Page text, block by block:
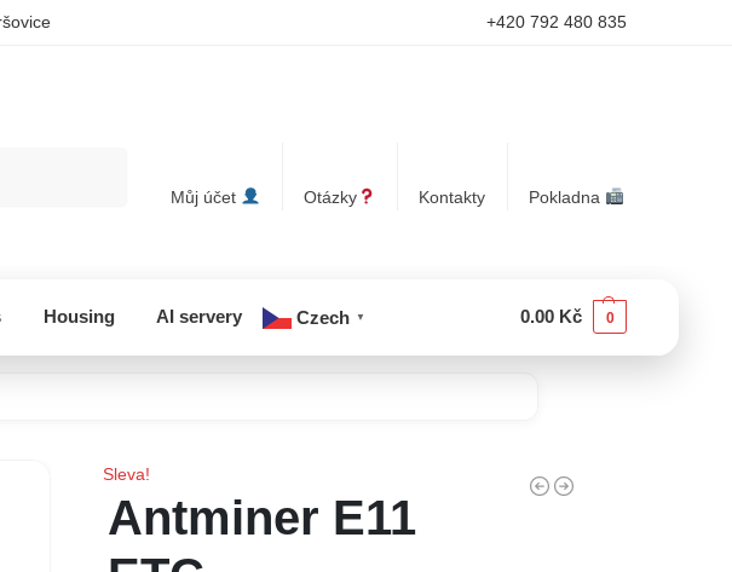
+420 792 480 835
Můj účet Otázky Kontakty Pokladna
Housing AI servery Czech ▼ 0.00 Kč 0
Sleva!
Antminer E11